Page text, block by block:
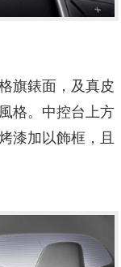
旗錶面，及真皮
格。中控台上方
漆加以飾框，且